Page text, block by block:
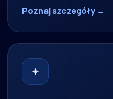
Poznaj szczegóły →
⌖